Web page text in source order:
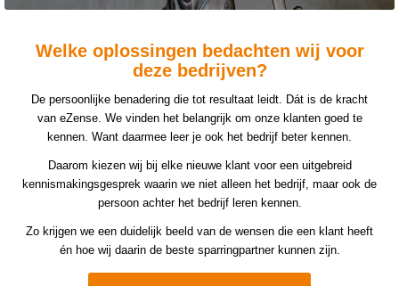
Welke oplossingen bedachten wij voor
deze bedrijven?
De persoonlijke benadering die tot resultaat leidt. Dát is de kracht
van eZense. We vinden het belangrijk om onze klanten goed te
kennen. Want daarmee leer je ook het bedrijf beter kennen.
Daarom kiezen wij bij elke nieuwe klant voor een uitgebreid
kennismakingsgesprek waarin we niet alleen het bedrijf, maar ook de
persoon achter het bedrijf leren kennen.
Zo krijgen we een duidelijk beeld van de wensen die een klant heeft
én hoe wij daarin de beste sparringpartner kunnen zijn.